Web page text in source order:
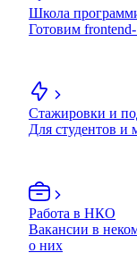
Школа
Готовим
Стажировки и
Для студентов и
Работа в НКО
Вакансии в
о них